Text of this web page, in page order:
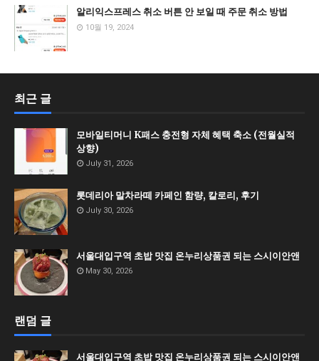
알리익스프레스 취소 버튼 안 보일 때 주문 취소 방법
10월 19, 2024
최근 글
모바일티머니 K패스 충전형 자체 혜택 축소 (전월실적
상향)
July 31, 2026
롯데리아 말차라떼 카페인 함량, 칼로리, 후기
July 30, 2026
서울대입구역 초밥 맛집 온누리상품권 되는 스시이안앤
May 30, 2026
랜덤 글
서울대입구역 초밥 맛집 온누리상품권 되는 스시이안앤